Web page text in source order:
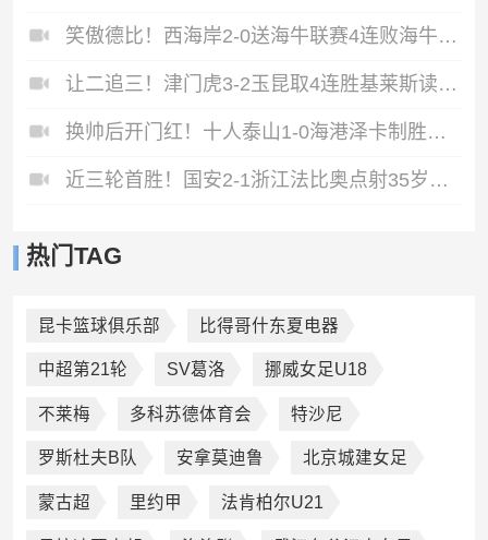
笑傲德比！西海岸2-0送海牛联赛4连败海牛仍垫底西海岸升至第二
让二追三！津门虎3-2玉昆取4连胜基莱斯读秒绝杀萨尔瓦多破门
换帅后开门红！十人泰山1-0海港泽卡制胜于金永扑点海港三球被吹
近三轮首胜！国安2-1浙江法比奥点射35岁张稀哲制胜王钰栋送助攻
热门TAG
昆卡篮球俱乐部 比得哥什东夏电器
中超第21轮 SV葛洛 挪威女足U18
不莱梅 多科苏德体育会 特沙尼
罗斯杜夫B队 安拿莫迪鲁 北京城建女足
蒙古超 里约甲 法肯柏尔U21